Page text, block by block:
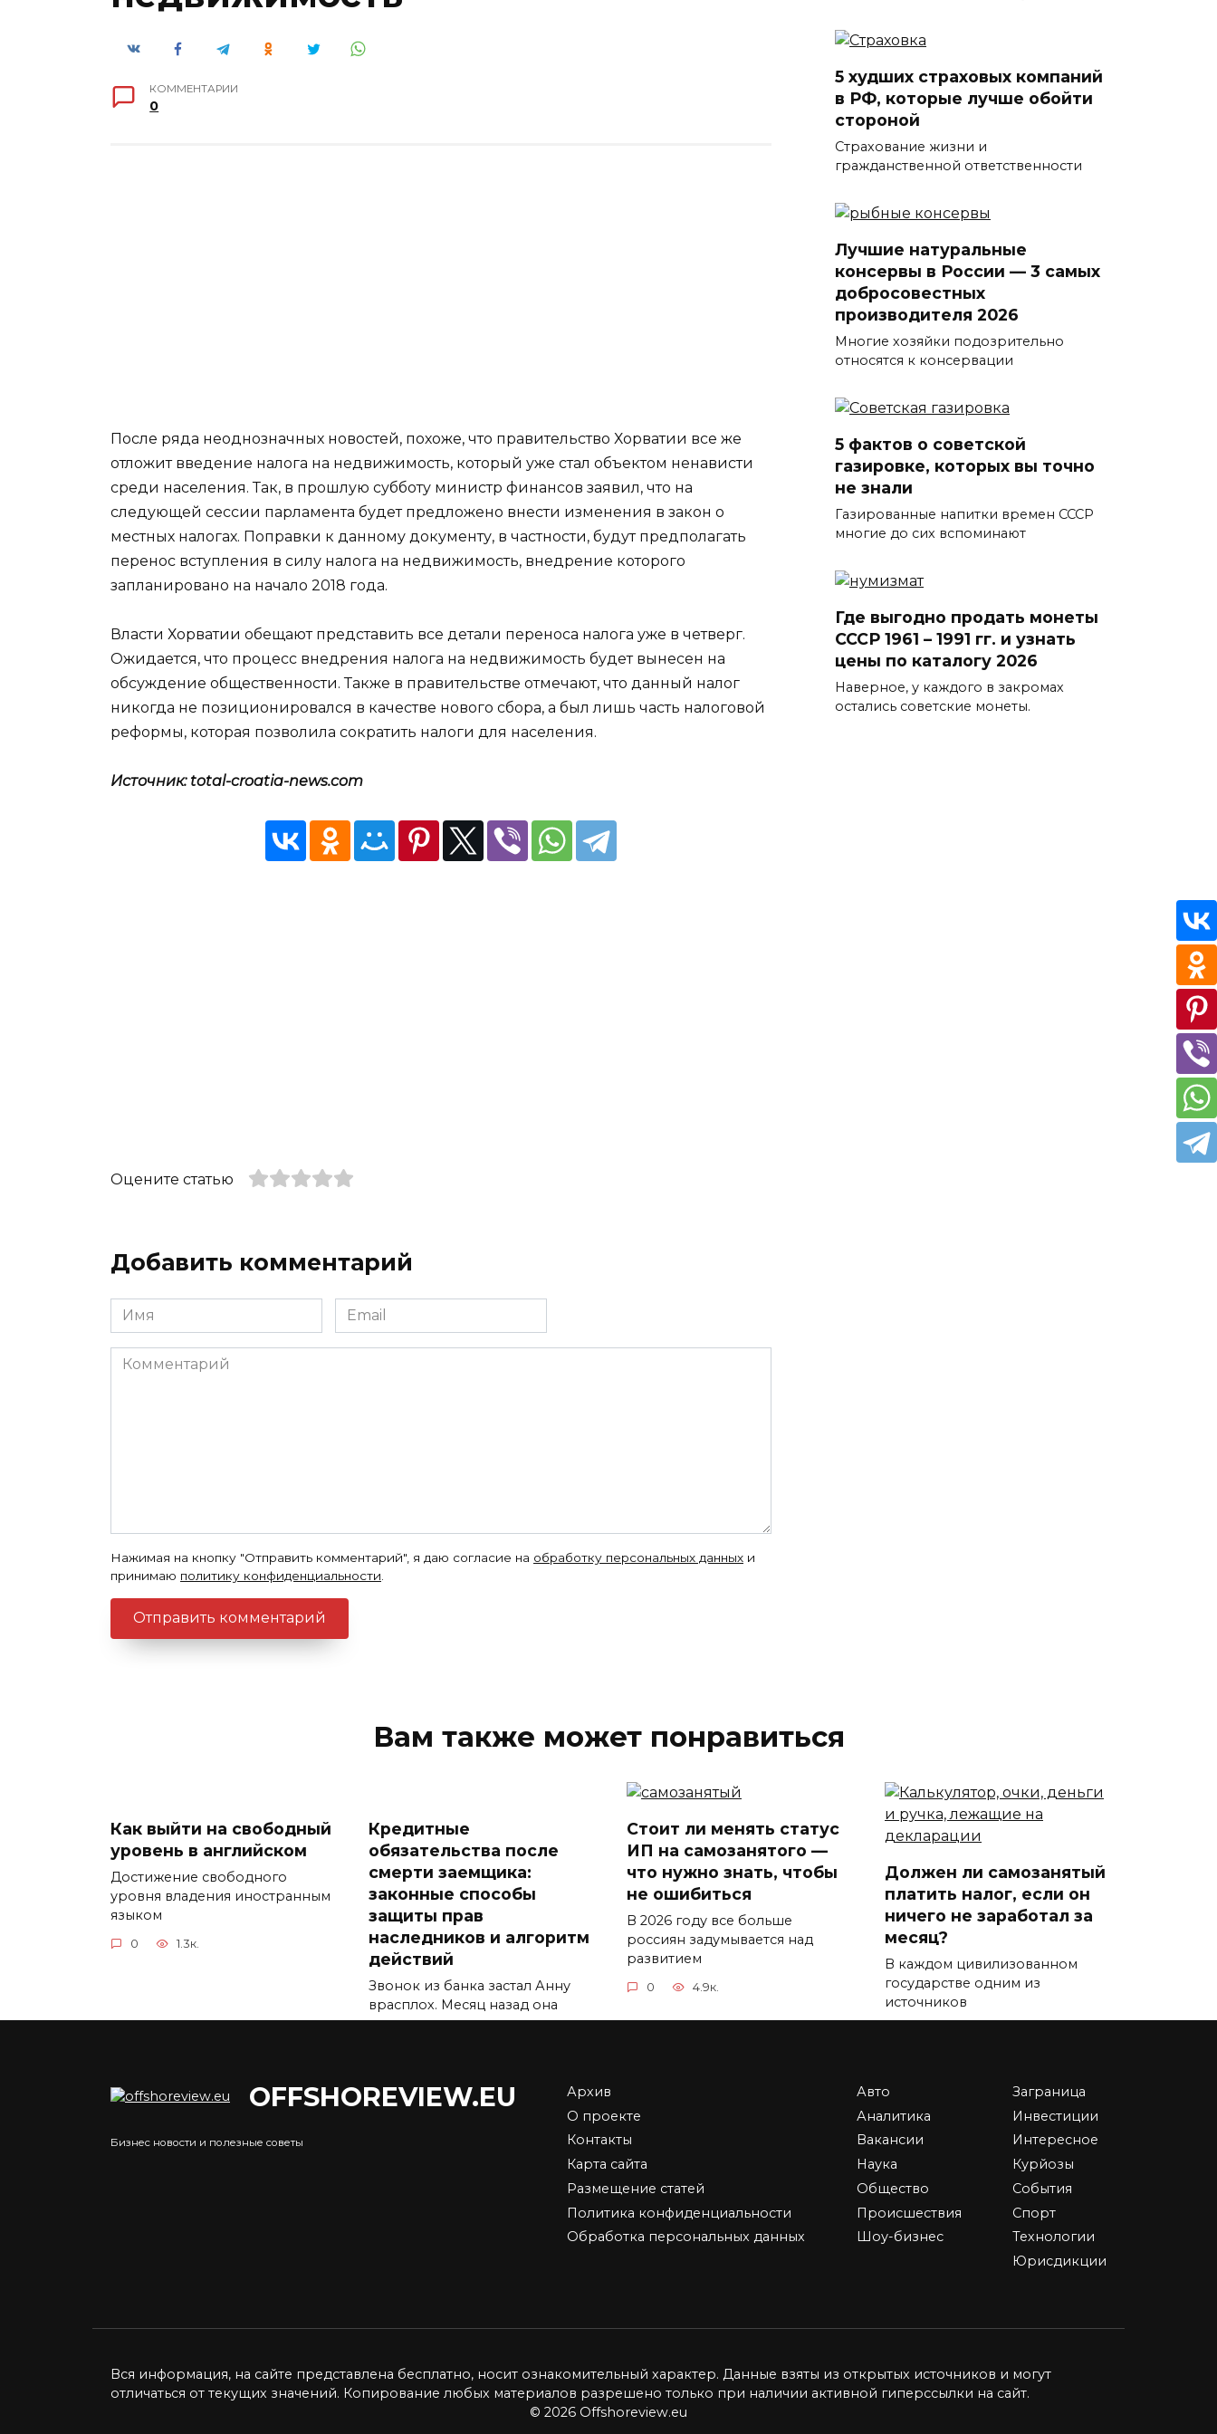
КОММЕНТАРИИ
0
После ряда неоднозначных новостей, похоже, что правительство Хорватии все же
отложит введение налога на недвижимость, который уже стал объектом ненависти
среди населения. Так, в прошлую субботу министр финансов заявил, что на
следующей сессии парламента будет предложено внести изменения в закон о
местных налогах. Поправки к данному документу, в частности, будут предполагать
перенос вступления в силу налога на недвижимость, внедрение которого
запланировано на начало 2018 года.
Власти Хорватии обещают представить все детали переноса налога уже в четверг.
Ожидается, что процесс внедрения налога на недвижимость будет вынесен на
обсуждение общественности. Также в правительстве отмечают, что данный налог
никогда не позиционировался в качестве нового сбора, а был лишь часть налоговой
реформы, которая позволила сократить налоги для населения.
Источник: total-croatia-news.com
Оцените статью
Добавить комментарий
Имя
*
Email
*
Комментарий
Нажимая на кнопку "Отправить комментарий", я даю согласие на обработку персональных данных и
принимаю политику конфиденциальности
5 худших страховых компаний
в РФ, которые лучше обойти
стороной
Страхование жизни и
гражданственной ответственности
Лучшие натуральные
консервы в России — 3 самых
добросовестных
производителя 2026
Многие хозяйки подозрительно
относятся к консервации
5 фактов о советской
газировке, которых вы точно
не знали
Газированные напитки времен СССР
многие до сих вспоминают
Где выгодно продать монеты
СССР 1961 – 1991 гг. и узнать
цены по каталогу 2026
Наверное, у каждого в закромах
остались советские монеты.
Вам также может понравиться
Как выйти на свободный
уровень в английском
Достижение свободного
уровня владения иностранным
языком
0 1.3к.
Кредитные
обязательства после
смерти заемщика:
законные способы
защиты прав
наследников и алгоритм
действий
Звонок из банка застал Анну
врасплох. Месяц назад она
Стоит ли менять статус
ИП на самозанятого —
что нужно знать, чтобы
не ошибиться
В 2026 году все больше
россиян задумывается над
развитием
0 4.9к.
Должен ли самозанятый
платить налог, если он
ничего не заработал за
месяц?
В каждом цивилизованном
государстве одним из
источников
детей в России
Цены на недвижимость
Вопреки ожиданиям многих,
кризис 2020 года не обрушил
семья Ротенбергов
обложила данью
российских
дальнобойщиков
Система взимания платы
выгодно приобрести
квартиру на берегу
моря
Жить на морском побережье
мечтают многие, но
OFFSHOREVIEW.EU
Бизнес новости и полезные советы
Архив
О проекте
Контакты
Карта сайта
Размещение статей
Политика конфиденциальности
Обработка персональных данных
Авто
Аналитика
Вакансии
Наука
Общество
Происшествия
Шоу-бизнес
Заграница
Инвестиции
Интересное
Курйозы
События
Спорт
Технологии
Юрисдикции
Вся информация, на сайте представлена бесплатно, носит ознакомительный характер. Данные взяты из открытых источников и могут
отличаться от текущих значений. Копирование любых материалов разрешено только при наличии активной гиперссылки на сайт.
© 2026 Offshoreview.eu